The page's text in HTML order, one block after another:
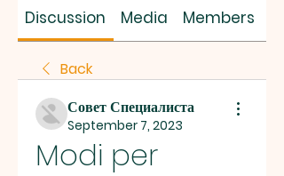
Discussion Media Members
Back
Совет Специалиста
September 7, 2023
Modi per